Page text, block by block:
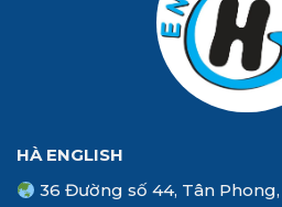
HÀ ENGLISH
36 Đường số 44, Tân